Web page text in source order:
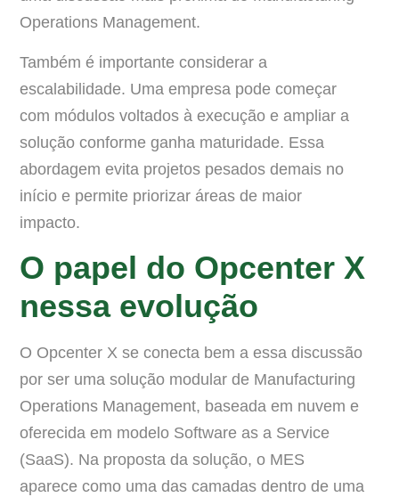
Operations Management.
Também é importante considerar a
escalabilidade. Uma empresa pode começar
com módulos voltados à execução e ampliar a
solução conforme ganha maturidade. Essa
abordagem evita projetos pesados demais no
início e permite priorizar áreas de maior
impacto.
O papel do Opcenter X
nessa evolução
O Opcenter X se conecta bem a essa discussão
por ser uma solução modular de Manufacturing
Operations Management, baseada em nuvem e
oferecida em modelo Software as a Service
(SaaS). Na proposta da solução, o MES
aparece como uma das camadas dentro de uma